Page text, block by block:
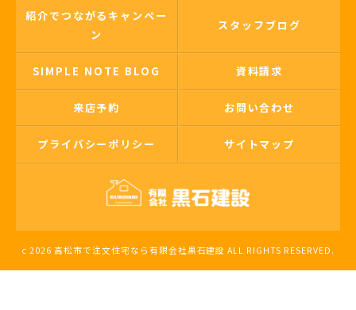
紹介でつながるキャンペー
ン
スタッフブログ
SIMPLE NOTE BLOG 資料請求
来店予約 お問い合わせ
プライバシーポリシー サイトマップ
c 2026 高松市で注文住宅なら有限会社黒石建設 ALL RIGHTS RESERVED.